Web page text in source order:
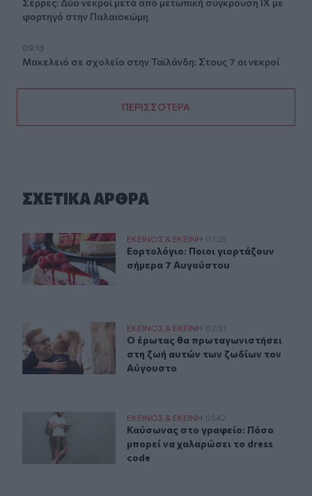
Σέρρες: Δύο νεκροί μετά από μετωπική σύγκρουση ΙΧ με
φορτηγό στην Παλαιοκώμη
09:13
Μακελειό σε σχολείο στην Ταϊλάνδη: Στους 7 οι νεκροί
ΠΕΡΙΣΣΟΤΕΡΑ
ΣΧΕΤΙΚA AΡΘΡΑ
Εορτολόγιο: Ποιοι γιορτάζουν σήμερα 7 Αυγούστου
ΕΚΕΙΝΟΣ & ΕΚΕΙΝΗ 07:25
Εορτολόγιο: Ποιοι γιορτάζουν
Εορτολόγιο: Ποιοι γιορτάζουν
σήμερα 7 Αυγούστου
Ο έρωτας θα πρωταγωνιστήσει στη ζωή αυτών των
ΕΚΕΙΝΟΣ & ΕΚΕΙΝΗ 02:51
Ο έρωτας θα πρωταγωνιστήσει
Ο έρωτας θα πρωταγωνιστήσει
στη ζωή αυτών των ζωδίων τον
Αύγουστο
Καύσωνας στο γραφείο: Πόσο μπορεί να χαλαρώσει το
ΕΚΕΙΝΟΣ & ΕΚΕΙΝΗ 01:42
Καύσωνας στο γραφείο: Πόσο
Καύσωνας στο γραφείο: Πόσο
μπορεί να χαλαρώσει το dress
code